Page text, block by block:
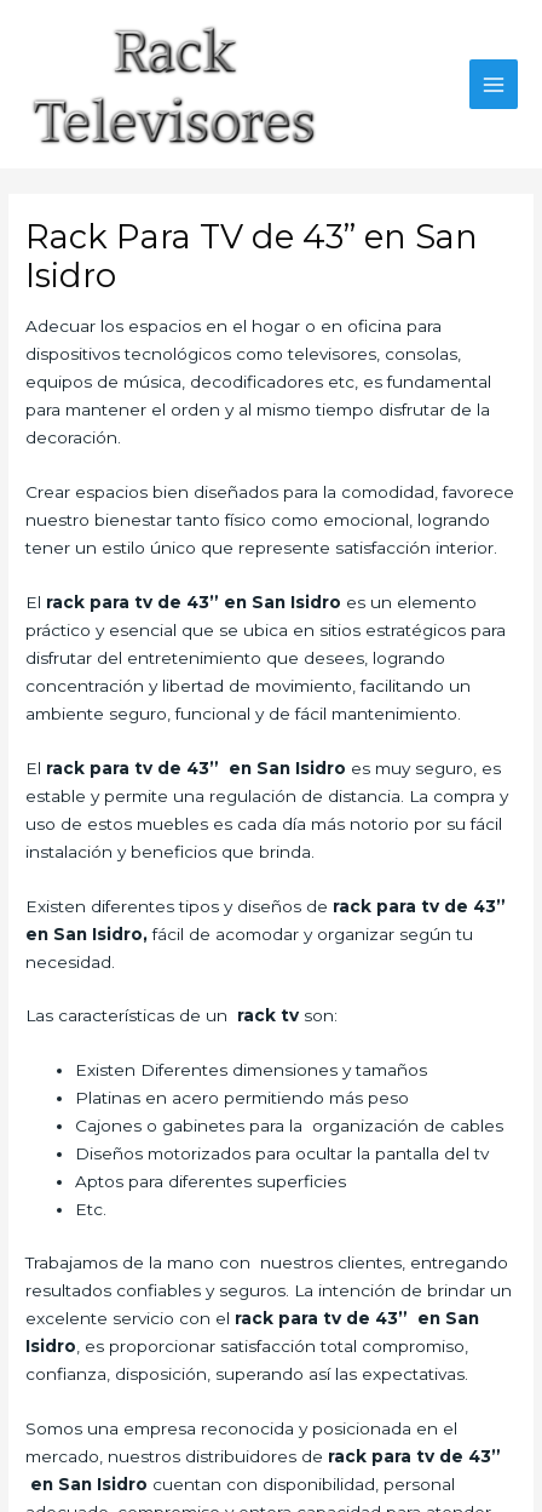
Rack Para TV de 43” en San
Isidro
Adecuar los espacios en el hogar o en oficina para
dispositivos tecnológicos como televisores, consolas,
equipos de música, decodificadores etc, es fundamental
para mantener el orden y al mismo tiempo disfrutar de la
decoración.
Crear espacios bien diseñados para la comodidad, favorece
nuestro bienestar tanto físico como emocional, logrando
tener un estilo único que represente satisfacción interior.
El rack para tv de 43” en San Isidro es un elemento
práctico y esencial que se ubica en sitios estratégicos para
disfrutar del entretenimiento que desees, logrando
concentración y libertad de movimiento, facilitando un
ambiente seguro, funcional y de fácil mantenimiento.
El rack para tv de 43” en San Isidro es muy seguro, es
estable y permite una regulación de distancia. La compra y
uso de estos muebles es cada día más notorio por su fácil
instalación y beneficios que brinda.
Existen diferentes tipos y diseños de rack para tv de 43”
en San Isidro,fácil de acomodar y organizar según tu
necesidad.
Las características de un rack tv son:
Existen Diferentes dimensiones y tamaños
Platinas en acero permitiendo más peso
Cajones o gabinetes para la organización de cables
Diseños motorizados para ocultar la pantalla del tv
Aptos para diferentes superficies
Etc.
Trabajamos de la mano con nuestros clientes, entregando
resultados confiables y seguros. La intención de brindar un
excelente servicio con el rack para tv de 43” en San
Isidro , es proporcionar satisfacción total compromiso,
confianza, disposición, superando así las expectativas.
Somos una empresa reconocida y posicionada en el
mercado, nuestros distribuidores de rack para tv de 43”
en San Isidro cuentan con disponibilidad, personal